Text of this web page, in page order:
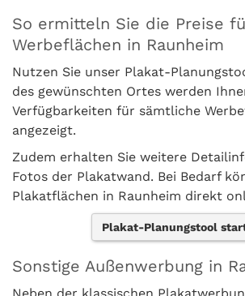
So ermitteln Sie die Preise
Werbeflächen in Raunheim
Nutzen Sie unser Plakat-
des gewünschten Ortes werden
Verfügbarkeiten für sämtliche
angezeigt.
Zudem erhalten Sie weitere
Fotos der Plakatwand. Bei Bedarf
Plakatflächen in Raunheim direkt
Plakat-Planungstool
Sonstige Außenwerbung in